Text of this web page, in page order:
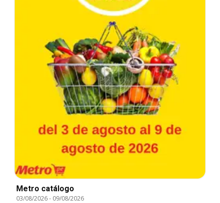
Metro catálogo
03/08/2026- 09/08/2026